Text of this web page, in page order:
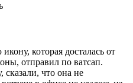
которая досталась от
отправил по ватсап.
сказали, что она не